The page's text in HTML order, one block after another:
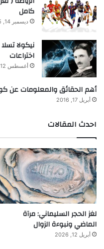
كامل
ديسمبر 14, 2015
اختراعات
أغسطس 12, 2018
أهم الحقائق والمعلومات عن
أبريل 17, 2016
احدث المقالات
لغز الحجر السليماني: مرآة
الماضي ونبوءة الزوال
أبريل 12, 2026